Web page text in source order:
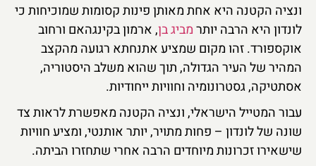
ונציה הקטנה היא אחת מאותן פינות קסומות שמוכיחות כי
לונדון היא הרבה יותרמביג בן, ארמון בקינגהאם ורחוב
אוקספורד. זהו מקום שמציע אתנחתא רגועה מהקצב
המהיר של העיר הגדולה, תוך שהוא משלב היסטוריה,
אסתטיקה, גסטרונומיה וחוויות ייחודיות.
עבור המטייל הישראלי, ונציה הקטנה מאפשרת לראות צד
שונה של לונדון – פחות מתויר, יותר אותנטי, ומציע חוויות
שישאירו זכרונות מיוחדים הרבה אחרי שתחזרו הביתה.